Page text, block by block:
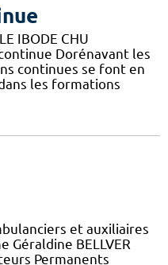
IBODE CHU
Dorénavant les
continues se font en
les formations
et auxiliaires
Géraldine BELLVER
Permanents